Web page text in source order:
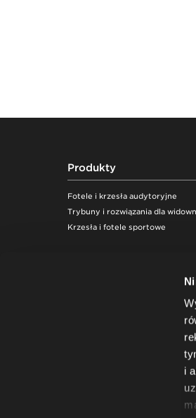
i
Produkty
Fotele i krzesła audytoryjne
Trybuny i rozwiązania dla
Krzesła i fotele sportowe